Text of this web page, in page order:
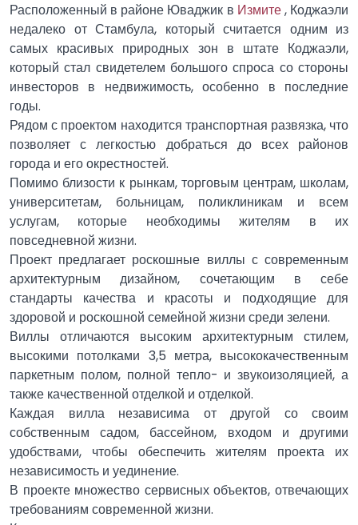
Расположенный в районе Юваджик в Измите, Коджаэли
недалеко от Стамбула, который считается одним из
самых красивых природных зон в штате Коджаэли,
который стал свидетелем большого спроса со стороны
инвесторов в недвижимость, особенно в последние
годы.
Рядом с проектом находится транспортная развязка, что
позволяет с легкостью добраться до всех районов
города и его окрестностей.
Помимо близости к рынкам, торговым центрам, школам,
университетам, больницам, поликлиникам и всем
услугам, которые необходимы жителям в их
повседневной жизни.
Проект предлагает роскошные виллы с современным
архитектурным дизайном, сочетающим в себе
стандарты качества и красоты и подходящие для
здоровой и роскошной семейной жизни среди зелени.
Виллы отличаются высоким архитектурным стилем,
высокими потолками 3,5 метра, высококачественным
паркетным полом, полной тепло- и звукоизоляцией, а
также качественной отделкой и отделкой.
Каждая вилла независима от другой со своим
собственным садом, бассейном, входом и другими
удобствами, чтобы обеспечить жителям проекта их
независимость и уединение.
В проекте множество сервисных объектов, отвечающих
требованиям современной жизни.